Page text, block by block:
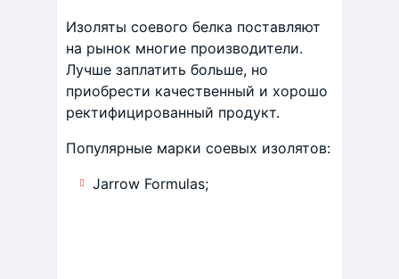
Изоляты соевого белка поставляют
на рынок многие производители.
Лучше заплатить больше, но
приобрести качественный и хорошо
ректифицированный продукт.
Популярные марки соевых изолятов:
Jarrow Formulas;